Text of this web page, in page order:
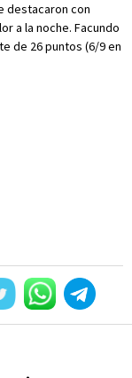
destacaron con
a la noche. Facundo
de 26 puntos (6/9 en